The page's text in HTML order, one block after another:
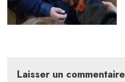
Laisser un commentaire